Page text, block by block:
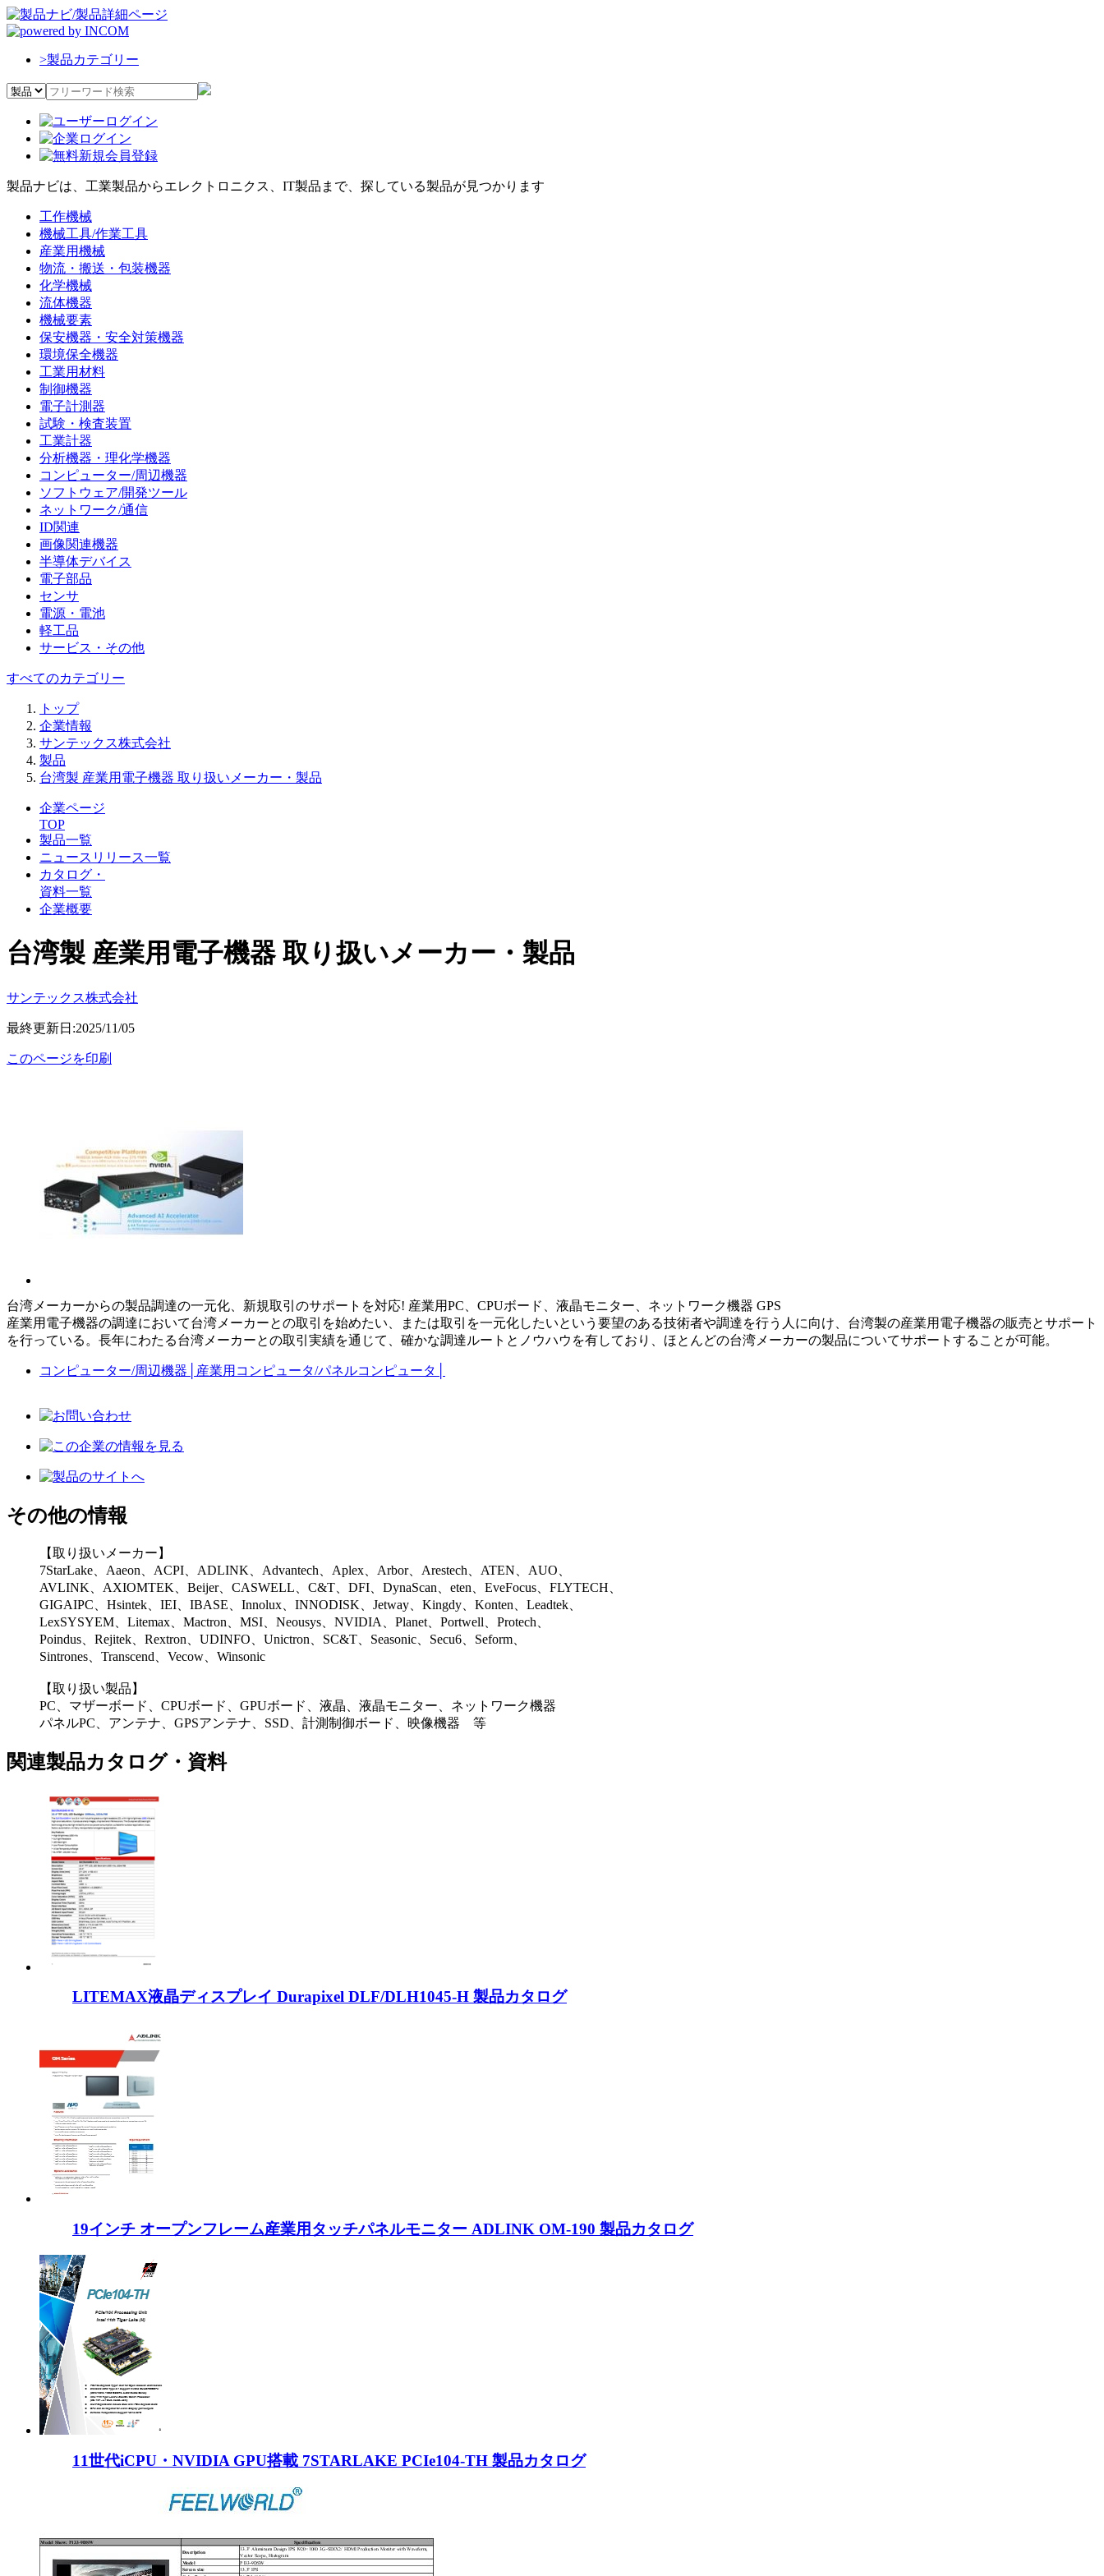
>製品カテゴリー
製品ナビは、工業製品からエレクトロニクス、IT製品まで、探している製品が見つかります
工作機械
機械工具/作業工具
産業用機械
物流・搬送・包装機器
化学機械
流体機器
機械要素
保安機器・安全対策機器
環境保全機器
工業用材料
制御機器
電子計測器
試験・検査装置
工業計器
分析機器・理化学機器
コンピューター/周辺機器
ソフトウェア/開発ツール
ネットワーク/通信
ID関連
画像関連機器
半導体デバイス
電子部品
センサ
電源・電池
軽工品
サービス・その他
すべてのカテゴリー
トップ
企業情報
サンテックス株式会社
製品
台湾製 産業用電子機器 取り扱いメーカー・製品
企業ページ
TOP
製品一覧
ニュースリリース一覧
カタログ・
資料一覧
企業概要
台湾製 産業用電子機器 取り扱いメーカー・製品
サンテックス株式会社
最終更新日:2025/11/05
このページを印刷
台湾メーカーからの製品調達の一元化、新規取引のサポートを対応! 産業用PC、CPUボード、液晶モニター、ネットワーク機器 GPS
産業用電子機器の調達において台湾メーカーとの取引を始めたい、または取引を一元化したいという要望のある技術者や調達を行う人に向け、台湾製の産業用電子機器の販売とサポート
を行っている。長年にわたる台湾メーカーとの取引実績を通じて、確かな調達ルートとノウハウを有しており、ほとんどの台湾メーカーの製品についてサポートすることが可能。
コンピューター/周辺機器 産業用コンピュータ/パネルコンピュータ
その他の情報
【取り扱いメーカー】
7StarLake、Aaeon、ACPI、ADLINK、Advantech、Aplex、Arbor、Arestech、ATEN、AUO、
AVLINK、AXIOMTEK、Beijer、CASWELL、C&T、DFI、DynaScan、eten、EveFocus、FLYTECH、
GIGAIPC、Hsintek、IEI、IBASE、Innolux、INNODISK、Jetway、Kingdy、Konten、Leadtek、
LexSYSYEM、Litemax、Mactron、MSI、Neousys、NVIDIA、Planet、Portwell、Protech、
Poindus、Rejitek、Rextron、UDINFO、Unictron、SC&T、Seasonic、Secu6、Seform、
Sintrones、Transcend、Vecow、Winsonic
【取り扱い製品】
PC、マザーボード、CPUボード、GPUボード、液晶、液晶モニター、ネットワーク機器
パネルPC、アンテナ、GPSアンテナ、SSD、計測制御ボード、映像機器 等
関連製品カタログ・資料
LITEMAX液晶ディスプレイ Durapixel DLF/DLH1045-H 製品カタログ
19インチ オープンフレーム産業用タッチパネルモニター ADLINK OM-190 製品カタログ
11世代iCPU・NVIDIA GPU搭載 7STARLAKE PCIe104-TH 製品カタログ